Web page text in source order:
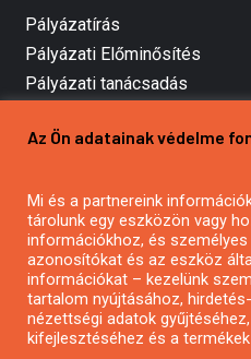
Pályázatírás
Pályázati Előminősítés
Pályázati tanácsadás
Mezőgazdasági pályázatírás
Pályázatírás civil
Pályázatírás
Pályázatfigyelés
Specifikus pályázatfigyelés
Az Ön adatainak védelme
Mi és a partnereink
tárolunk egy eszközön vagy
információkhoz, és
azonosítókat és az eszköz
információkat – kezelünk
tartalom nyújtásához,
nézettségi adatok
kifejlesztéséhez és a